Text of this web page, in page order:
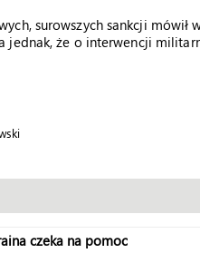
surowszych sankcji mówił
jednak, że o interwencji
czeka na pomoc